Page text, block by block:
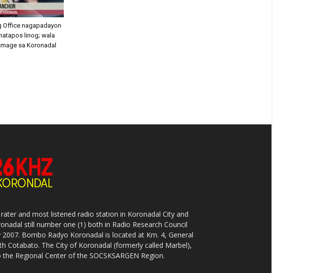
Office nagapadayon
linog; wala
sa Koronadal
and most listened radio station in Koronadal City and
still number one (1) both in Radio Research Council
Bombo Radyo Koronadal is located at Km. 4, General
Cotabato. The City of Koronadal (formerly called Marbel),
Regional Center of the SOCSKSARGEN Region.